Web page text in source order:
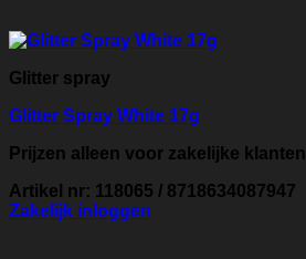
Glitter spray
Glitter Spray White 17g
Prijzen alleen voor zakelijke klanten
Artikel nr: 118065 / 8718634087947
Zakelijk inloggen